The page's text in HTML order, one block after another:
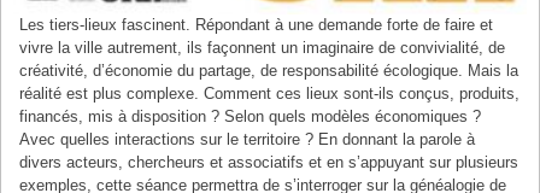
Les tiers-lieux fascinent. Répondant à une demande forte de faire et
vivre la ville autrement, ils façonnent un imaginaire de convivialité, de
créativité, d’économie du partage, de responsabilité écologique. Mais la
réalité est plus complexe. Comment ces lieux sont-ils conçus, produits,
financés, mis à disposition ? Selon quels modèles économiques ?
Avec quelles interactions sur le territoire ? En donnant la parole à
divers acteurs, chercheurs et associatifs et en s’appuyant sur plusieurs
exemples, cette séance permettra de s’interroger sur la généalogie de